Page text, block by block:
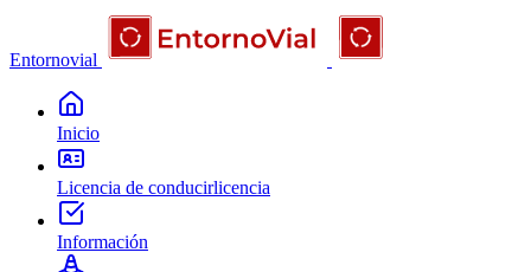
Entornovial
Inicio
Licencia de conducirlicencia
Información